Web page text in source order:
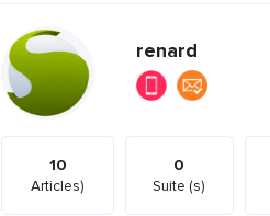
renard
10
Articles)
0
Suite (s)